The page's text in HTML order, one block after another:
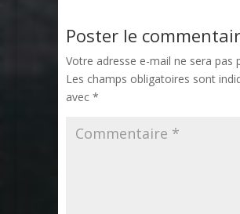
Poster le
Votre adresse e-mail ne sera pas
Les champs obligatoires sont
avec *